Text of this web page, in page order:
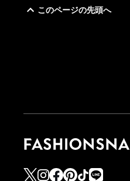
このページの先頭へ